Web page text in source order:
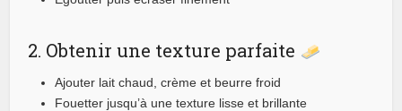
2. Obtenir une texture parfaite
Ajouter lait chaud, crème et beurre froid
Fouetter jusqu’à une texture lisse et brillante